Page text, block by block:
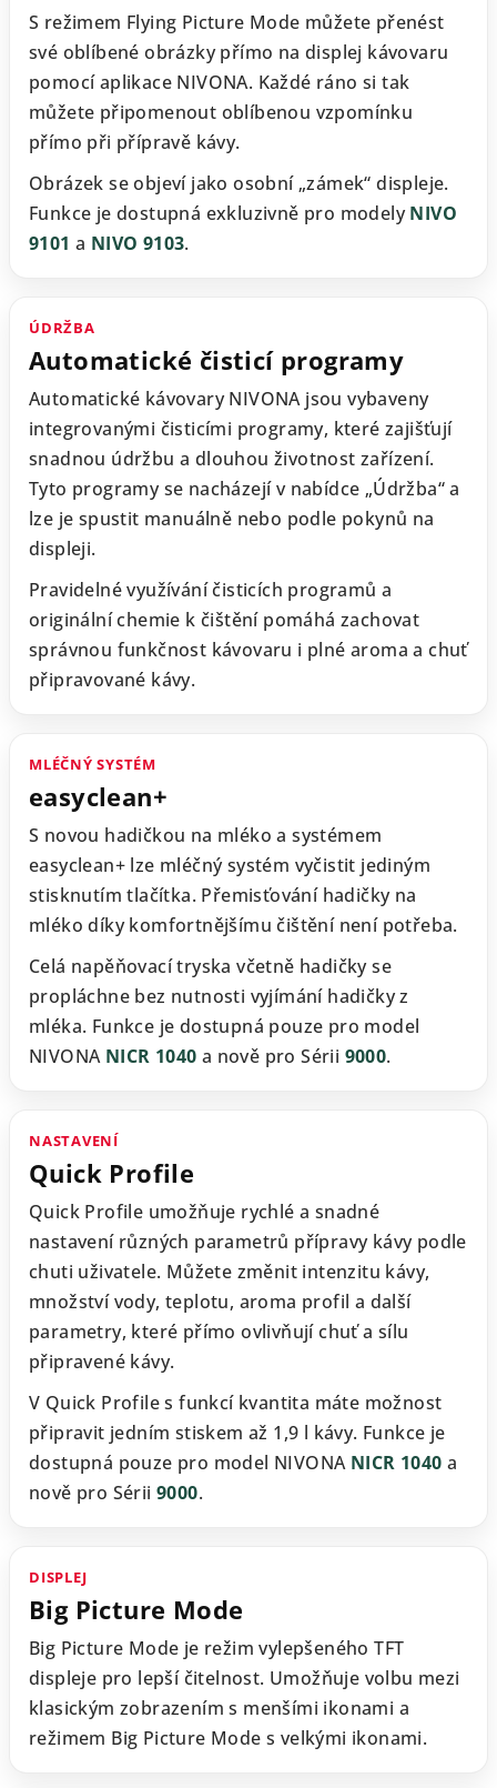
S režimem Flying Picture Mode můžete přenést
své oblíbené obrázky přímo na displej kávovaru
pomocí aplikace NIVONA. Každé ráno si tak
můžete připomenout oblíbenou vzpomínku
přímo při přípravě kávy.
Obrázek se objeví jako osobní „zámek“ displeje.
Funkce je dostupná exkluzivně pro modelyNIVO
9101 a NIVO 9103.
ÚDRŽBA
Automatické čisticí programy
Automatické kávovary NIVONA jsou vybaveny
integrovanými čisticími programy, které zajišťují
snadnou údržbu a dlouhou životnost zařízení.
Tyto programy se nacházejí v nabídce „Údržba“ a
lze je spustit manuálně nebo podle pokynů na
displeji.
Pravidelné využívání čisticích programů a
originální chemie k čištění pomáhá zachovat
správnou funkčnost kávovaru i plné aroma a chuť
připravované kávy.
MLÉČNÝ SYSTÉM
easyclean+
S novou hadičkou na mléko a systémem
easyclean+ lze mléčný systém vyčistit jediným
stisknutím tlačítka. Přemisťování hadičky na
mléko díky komfortnějšímu čištění není potřeba.
Celá napěňovací tryska včetně hadičky se
propláchne bez nutnosti vyjímání hadičky z
mléka. Funkce je dostupná pouze pro model
NIVONA NICR 1040 a nově pro Sérii 9000.
NASTAVENÍ
Quick Profile
Quick Profile umožňuje rychlé a snadné
nastavení různých parametrů přípravy kávy podle
chuti uživatele. Můžete změnit intenzitu kávy,
množství vody, teplotu, aroma profil a další
parametry, které přímo ovlivňují chuť a sílu
připravené kávy.
V Quick Profile s funkcí kvantita máte možnost
připravit jedním stiskem až 1,9 l kávy. Funkce je
dostupná pouze pro model NIVONA NICR 1040 a
nově pro Sérii9000.
DISPLEJ
Big Picture Mode
Big Picture Mode je režim vylepšeného TFT
displeje pro lepší čitelnost. Umožňuje volbu mezi
klasickým zobrazením s menšími ikonami a
režimem Big Picture Mode s velkými ikonami.